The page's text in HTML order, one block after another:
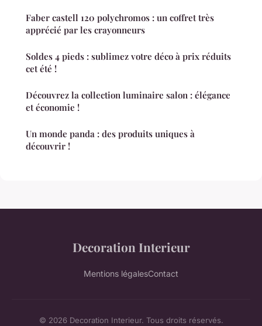
Faber castell 120 polychromos : un coffret très
apprécié par les crayonneurs
Soldes 4 pieds : sublimez votre déco à prix réduits
cet été !
Découvrez la collection luminaire salon : élégance
et économie !
Un monde panda : des produits uniques à
découvrir !
Decoration Interieur
Mentions légalesContact
© 2026 Decoration Interieur. Tous droits réservés.